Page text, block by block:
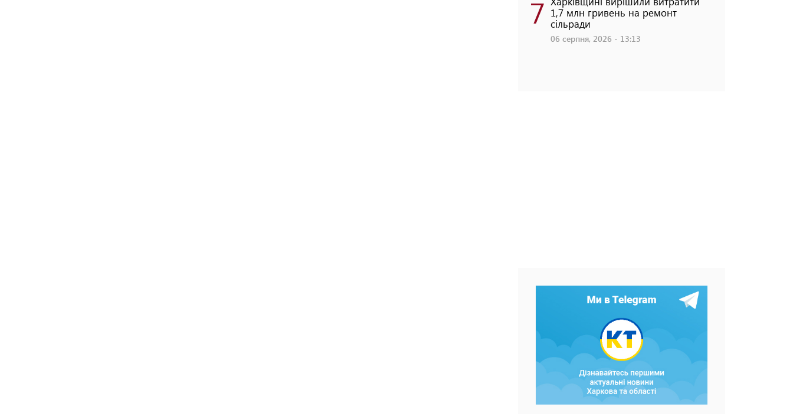
7 1,7 млн гривень на ремонт
сільради
06 серпня, 2026 - 13:13